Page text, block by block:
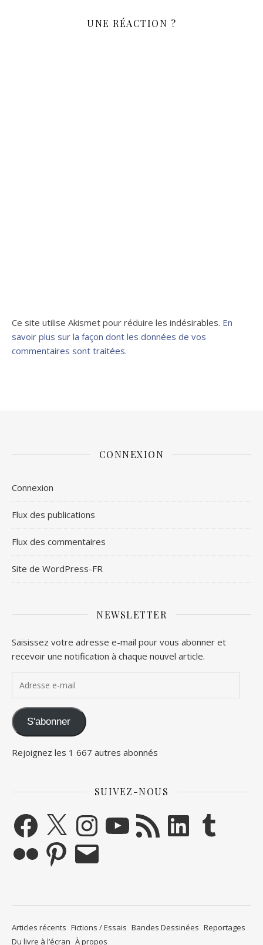
UNE RÉACTION ?
Ce site utilise Akismet pour réduire les indésirables. En
savoir plus sur la façon dont les données de vos
commentaires sont traitées.
CONNEXION
Connexion
Flux des publications
Flux des commentaires
Site de WordPress-FR
NEWSLETTER
Saisissez votre adresse e-mail pour vous abonner et
recevoir une notification à chaque nouvel article.
S'abonner
Rejoignez les 1 667 autres abonnés
SUIVEZ-NOUS
Facebook
X InstagramYouTubeFlux RSSLinkedIn Tumblr
PinterestE-mail
Articles récents Fictions / Essais Bandes Dessinées Reportages
Du livre à l’écran À propos